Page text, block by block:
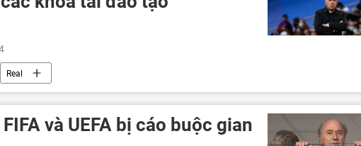
Real
và UEFA bị cáo buộc gian